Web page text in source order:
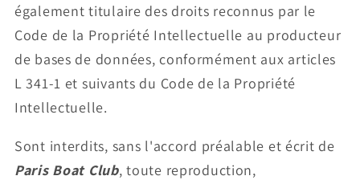
également titulaire des droits reconnus par le
Code de la Propriété Intellectuelle au producteur
de bases de données, conformément aux articles
L 341-1 et suivants du Code de la Propriété
Intellectuelle.
Sont interdits, sans l'accord préalable et écrit de
Paris Boat Club, toute reproduction,